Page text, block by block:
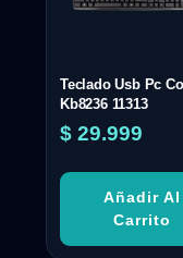
Teclado Usb Pc
Kb8236 11313
$ 29.999
Añadir Al
Carrito